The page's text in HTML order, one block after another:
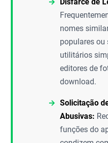
nomes
populares ou
utilitários
editores de
download.
Solicitação
Abusivas:
funções do